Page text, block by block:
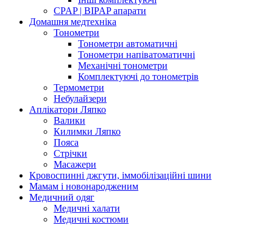
CPAP | BIPAP апарати
Домашня медтехніка
Тонометри
Тонометри автоматичні
Тонометри напіватоматичні
Механічні тонометри
Комплектуючі до тонометрів
Термометри
Небулайзери
Аплікатори Ляпко
Валики
Килимки Ляпко
Пояса
Стрічки
Масажери
Кровоспинні джгути, іммобілізаційні шини
Мамам і новонародженим
Медичний одяг
Медичні халати
Медичні костюми